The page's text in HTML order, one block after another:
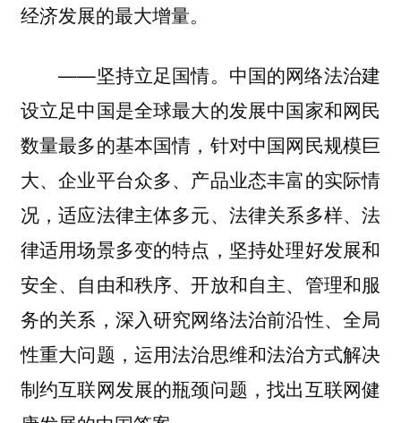
经济发展的最大增量。
——坚持立足国情。中国的网络法治建
设立足中国是全球最大的发展中国家和网民
数量最多的基本国情，针对中国网民规模巨
大、企业平台众多、产品业态丰富的实际情
况，适应法律主体多元、法律关系多样、法
律适用场景多变的特点，坚持处理好发展和
安全、自由和秩序、开放和自主、管理和服
务的关系，深入研究网络法治前沿性、全局
性重大问题，运用法治思维和法治方式解决
制约互联网发展的瓶颈问题，找出互联网健